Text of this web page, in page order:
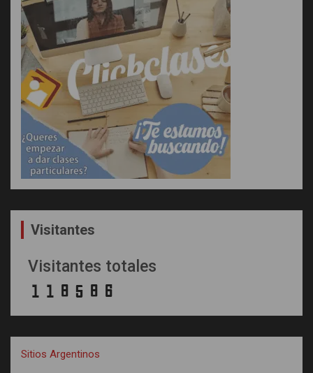
Visitantes
Visitantes totales
Sitios Argentinos